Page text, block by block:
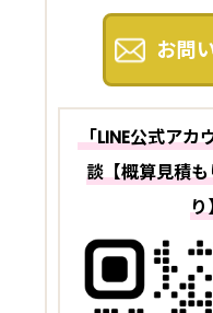
お問
「LINE公式アカ
談【概算見積
り